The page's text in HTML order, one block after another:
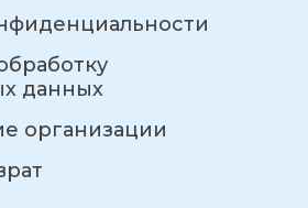
данных
организации